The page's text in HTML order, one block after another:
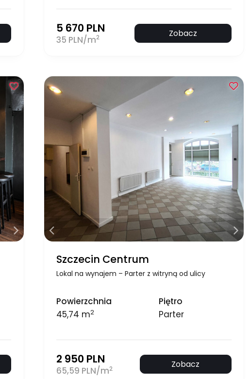
5 670 PLN
35 PLN/m2 Zobacz
Szczecin Centrum
Lokal na wynajem – Parter z witryną od ulicy
Powierzchnia
45,74 m2
Piętro
Parter
2 950 PLN
65,59 PLN/m2 Zobacz